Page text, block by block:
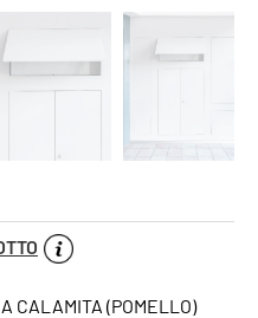
CALAMITA (POMELLO)